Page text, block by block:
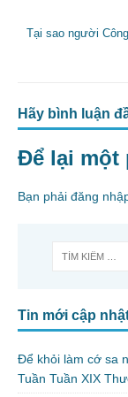
o
Tại sao người
Hãy bình luận
Để lại một
Bạn phải đăng
Tin mới cập
Để khỏi làm cớ sa
Tuần Tuần XIX